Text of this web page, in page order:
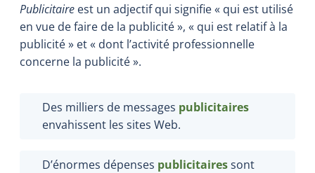
Publicitaire est un adjectif qui signifie « qui est utilisé
en vue de faire de la publicité », « qui est relatif à la
publicité » et « dont l’activité professionnelle
concerne la publicité ».
Des milliers de messages publicitaires
envahissent les sites Web.
D’énormes dépenses publicitairessont